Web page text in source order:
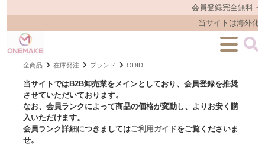
会員登録完全無料・
当サイトは海外化
全商品 在庫発注 ブランド ODID
当サイトではB2B卸売業をメインとしており、会員登録を推奨
させていただいております。
なお、会員ランクによって商品の価格が変動し、よりお安く購
入いただけます。
会員ランク詳細につきましてはご利用ガイドをご覧くださいま
せ。